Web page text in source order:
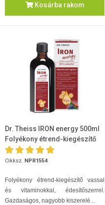
Kosárba rakom
Dr. Theiss IRON energy 500ml
Folyékony étrend-kiegészítő
Cikksz. NPR1554
Folyékony étrend-kiegészítő vassal
és vitaminokkal, édesítőszerrel.
Gazdaságos, nagyobb kiszerelé...